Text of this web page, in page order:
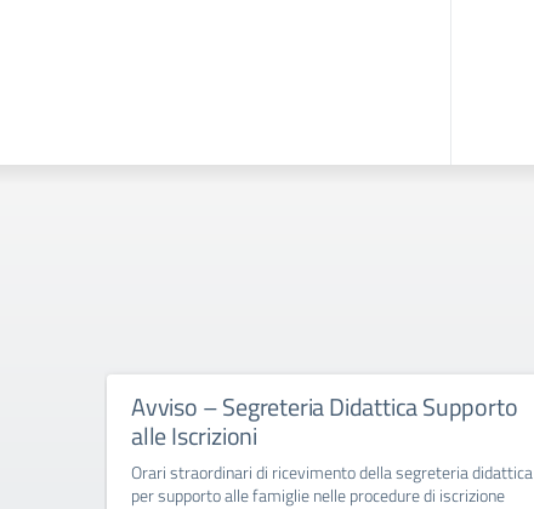
Avviso – Segreteria Didattica Supporto
alle Iscrizioni
Orari straordinari di ricevimento della segreteria didattica
per supporto alle famiglie nelle procedure di iscrizione